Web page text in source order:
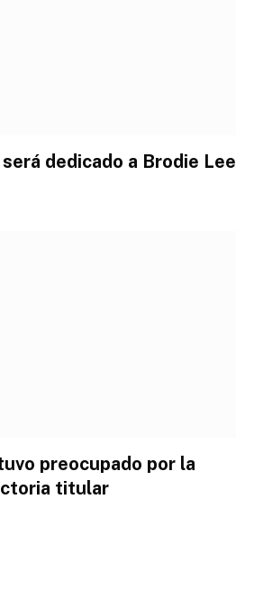
dedicado a Brodie Lee
preocupado por la
titular